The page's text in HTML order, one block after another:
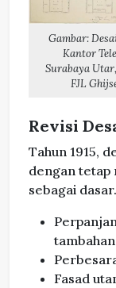
Gambar:
Kantor
Surabaya
FJL
Revisi
Tahun 1915,
dengan tetap
sebagai
Fasad